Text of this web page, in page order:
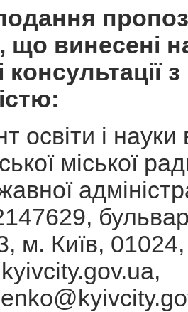
що винесені
з
освіти і науки
міської
м. Київ, 01024,
,